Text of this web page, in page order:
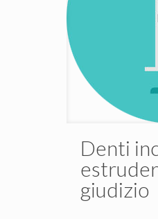
Denti
giudizio